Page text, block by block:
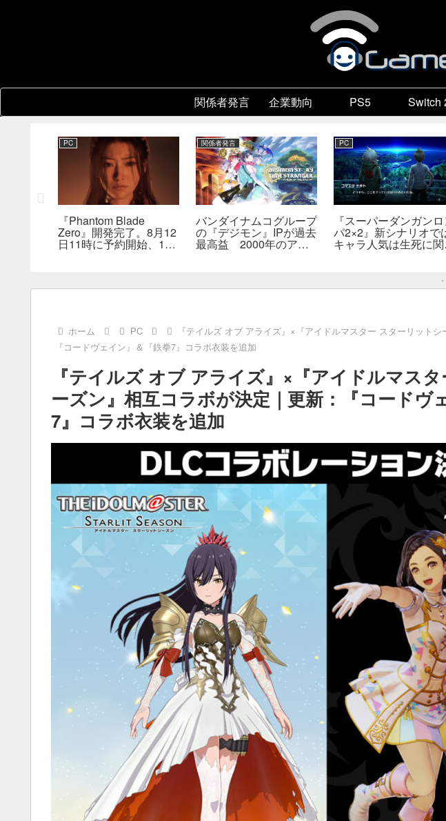
関係者発言 企業動向 PS5 Switch
PC
『Phantom Blade
Zero』開発完了。8月12
日11時に予約開始、11
関係者発言
バンダイナムコグループ
の『デジモン』IPが過去
最高益 2000年のアニ
PC
『スーパーダンガン
パ2×2』新シナリオで
キャラ人気は生死に
ホーム PC
『テイルズ オブ アライズ』×『アイドルマスター スターリット
『コードヴェイン』＆『鉄拳7』コラボ衣装を追加
『テイルズ オブ アライズ』×『アイドルマス
ーズン』相互コラボが決定｜更新：『コードヴ
7』コラボ衣装を追加